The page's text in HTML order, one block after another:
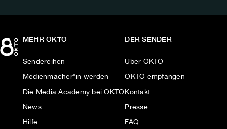
MEHR OKTO
Sendereihen
Medienmacher*in werden
Die Media Academy bei OKTO
News
Hilfe
DER SENDER
Über OKTO
OKTO empfangen
Kontakt
Presse
FAQ